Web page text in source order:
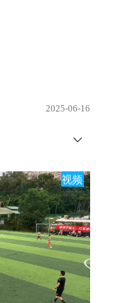
2025-06-16
视频